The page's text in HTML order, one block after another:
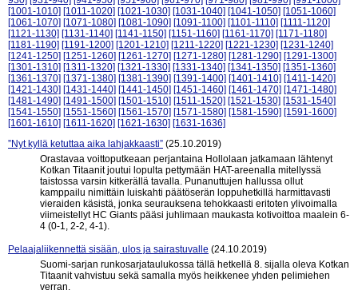
[1001-1010] [1011-1020] [1021-1030] [1031-1040] [1041-1050] [1051-1060]
[1061-1070] [1071-1080] [1081-1090] [1091-1100] [1101-1110] [1111-1120]
[1121-1130] [1131-1140] [1141-1150] [1151-1160] [1161-1170] [1171-1180]
[1181-1190] [1191-1200] [1201-1210] [1211-1220] [1221-1230] [1231-1240]
[1241-1250] [1251-1260] [1261-1270] [1271-1280] [1281-1290] [1291-1300]
[1301-1310] [1311-1320] [1321-1330] [1331-1340] [1341-1350] [1351-1360]
[1361-1370] [1371-1380] [1381-1390] [1391-1400] [1401-1410] [1411-1420]
[1421-1430] [1431-1440] [1441-1450] [1451-1460] [1461-1470] [1471-1480]
[1481-1490] [1491-1500] [1501-1510] [1511-1520] [1521-1530] [1531-1540]
[1541-1550] [1551-1560] [1561-1570] [1571-1580] [1581-1590] [1591-1600]
[1601-1610] [1611-1620] [1621-1630] [1631-1636]
”Nyt kyllä ketuttaa aika lahjakkaasti” (25.10.2019)
Orastavaa voittoputkeaan perjantaina Hollolaan jatkamaan lähtenyt
Kotkan Titaanit joutui lopulta pettymään HAT-areenalla mitellyssä
taistossa varsin kitkerällä tavalla. Punanuttujen hallussa ollut
kamppailu nimittäin luiskahti päätöserän loppuhetkillä harmittavasti
vieraiden käsistä, jonka seurauksena tehokkaasti eritoten ylivoimalla
viimeistellyt HC Giants pääsi juhlimaan maukasta kotivoittoa maalein 6-
4 (0-1, 2-2, 4-1).
Pelaajaliikennettä sisään, ulos ja sairastuvalle (24.10.2019)
Suomi-sarjan runkosarjataulukossa tällä hetkellä 8. sijalla oleva Kotkan
Titaanit vahvistuu sekä samalla myös heikkenee yhden pelimiehen
verran.